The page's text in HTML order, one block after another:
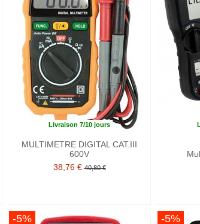
Livraison 7/10 jours
MULTIMETRE DIGITAL CAT.III
600V
38,76 € 40,80 €
-5% -5%